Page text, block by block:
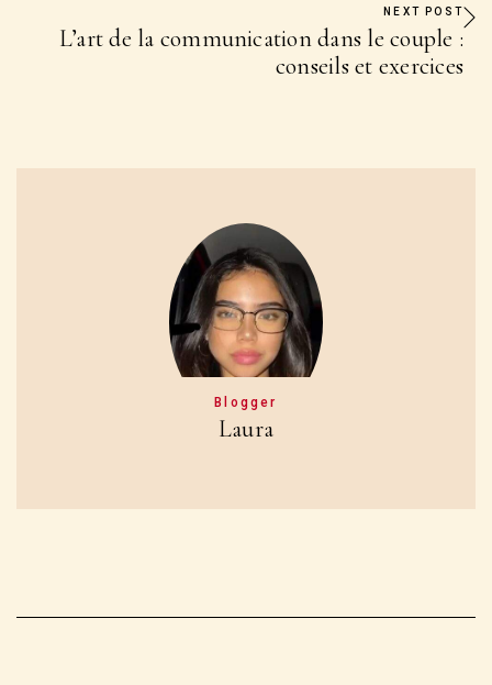
NEXT POST
L’art de la communication dans le couple :
conseils et exercices
Blogger
Laura